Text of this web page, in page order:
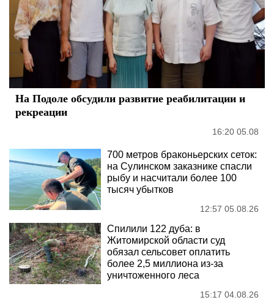
На Подоле обсудили развитие реабилитации и
рекреации
16:20 05.08
700 метров браконьерских сеток:
на Сулинском заказнике спасли
рыбу и насчитали более 100
тысяч убытков
12:57 05.08.26
Спилили 122 дуба: в
Житомирской области суд
обязал сельсовет оплатить
более 2,5 миллиона из-за
уничтоженного леса
15:17 04.08.26